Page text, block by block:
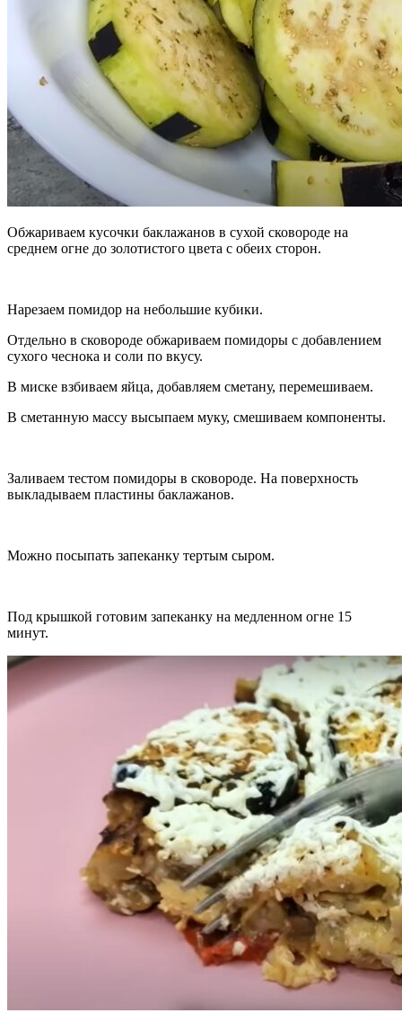
Обжариваем кусочки баклажанов в сухой сковороде на
среднем огне до золотистого цвета с обеих сторон.
Нарезаем помидор на небольшие кубики.
Отдельно в сковороде обжариваем помидоры с добавлением
сухого чеснока и соли по вкусу.
В миске взбиваем яйца, добавляем сметану, перемешиваем.
В сметанную массу высыпаем муку, смешиваем компоненты.
Заливаем тестом помидоры в сковороде. На поверхность
выкладываем пластины баклажанов.
Можно посыпать запеканку тертым сыром.
Под крышкой готовим запеканку на медленном огне 15
минут.